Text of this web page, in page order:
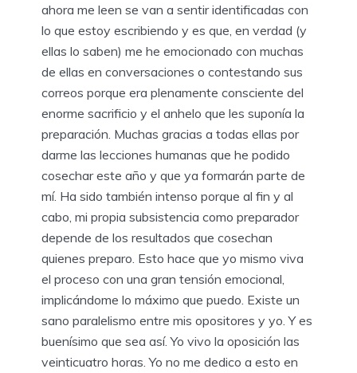
ahora me leen se van a sentir identificadas con
lo que estoy escribiendo y es que, en verdad (y
ellas lo saben) me he emocionado con muchas
de ellas en conversaciones o contestando sus
correos porque era plenamente consciente del
enorme sacrificio y el anhelo que les suponía la
preparación. Muchas gracias a todas ellas por
darme las lecciones humanas que he podido
cosechar este año y que ya formarán parte de
mí. Ha sido también intenso porque al fin y al
cabo, mi propia subsistencia como preparador
depende de los resultados que cosechan
quienes preparo. Esto hace que yo mismo viva
el proceso con una gran tensión emocional,
implicándome lo máximo que puedo. Existe un
sano paralelismo entre mis opositores y yo. Y es
buenísimo que sea así. Yo vivo la oposición las
veinticuatro horas. Yo no me dedico a esto en